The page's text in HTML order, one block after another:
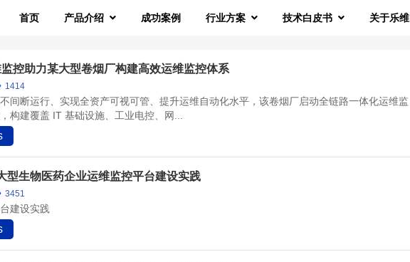
首页 产品介绍 成功案例 行业方案 技术白皮书 关于乐维
控助力某大型卷烟厂构建高效运维监控体系
1414
间断运行、实现全资产可视可管、提升运维自动化水平，该卷烟厂启动全链路一体化运维监
构建覆盖 IT 基础设施、工业电控、网...
型生物医药企业运维监控平台建设实践
3451
建设实践